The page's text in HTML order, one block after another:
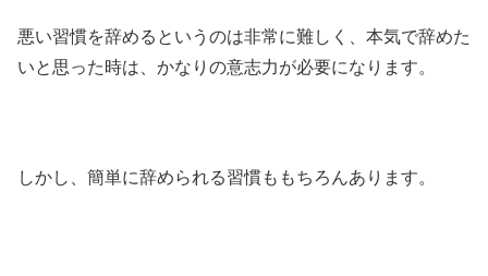
悪い習慣を辞めるというのは非常に難しく、本気で辞めた
いと思った時は、かなりの意志力が必要になります。
しかし、簡単に辞められる習慣ももちろんあります。